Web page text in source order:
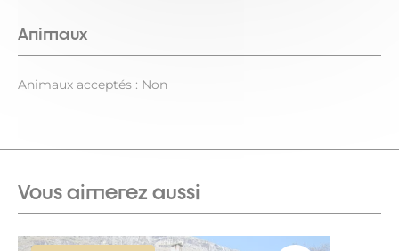
Animaux
Animaux acceptés : Non
Vous aimerez aussi